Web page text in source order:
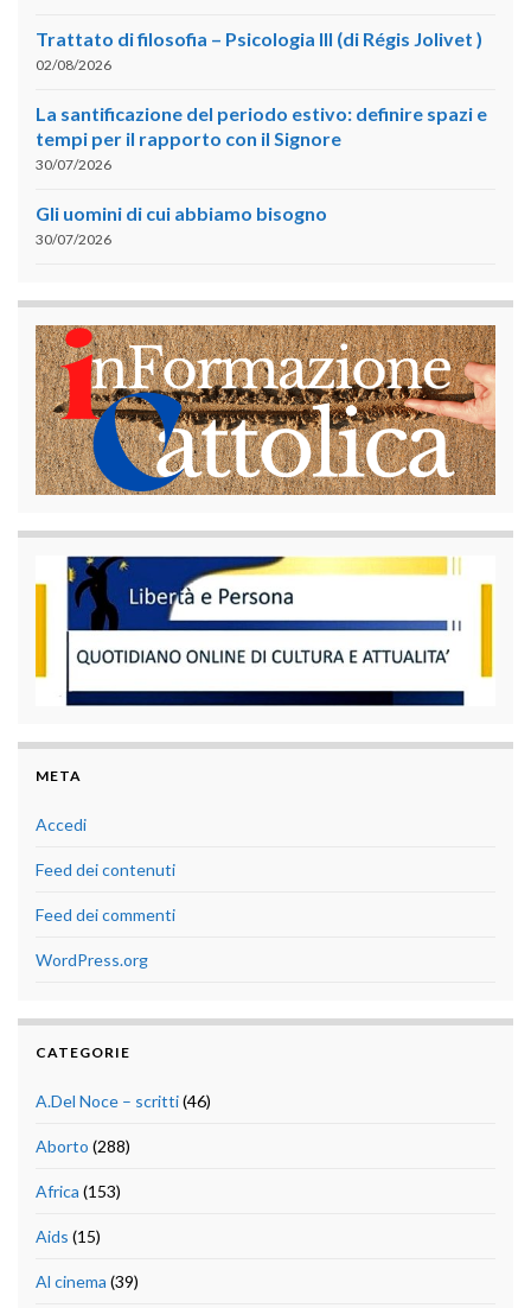
Trattato di filosofia – Psicologia III (di Régis Jolivet )
02/08/2026
La santificazione del periodo estivo: definire spazi e
tempi per il rapporto con il Signore
30/07/2026
Gli uomini di cui abbiamo bisogno
30/07/2026
META
Accedi
Feed dei contenuti
Feed dei commenti
WordPress.org
CATEGORIE
A.Del Noce – scritti(46)
Aborto (288)
Africa (153)
Aids (15)
Al cinema (39)